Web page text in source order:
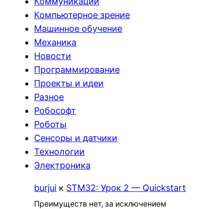
Компьютерное зрение
Машинное обучение
Механика
Новости
Программирование
Проекты и идеи
Разное
Робософт
Роботы
Сенсоры и датчики
Технологии
Электроника
burjui к STM32: Урок 2 — Quickstart
Преимуществ нет, за исключением